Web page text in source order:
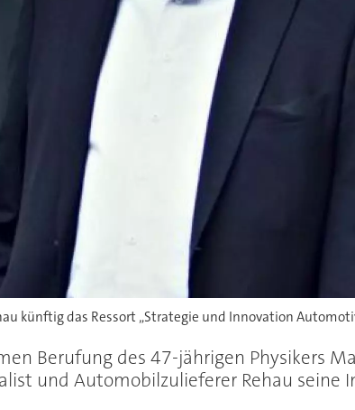
künftig das Ressort „Strategie und Innovation
Berufung des 47-jährigen Physikers
und Automobilzulieferer Rehau